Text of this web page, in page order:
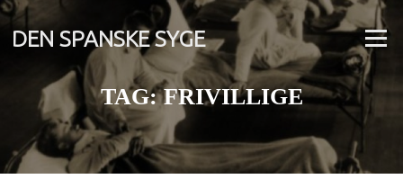
Spring
til
indhold
DEN SPANSKE SYGE Menu
TAG:FRIVILLIGE